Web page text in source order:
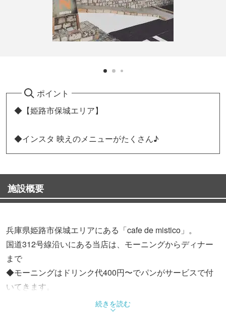
ポイント
◆【姫路市保城エリア】
◆インスタ 映えのメニューがたくさん♪
施設概要
兵庫県姫路市保城エリアにある「cafe de mistico」。
国道312号線沿いにある当店は、モーニングからディナー
まで
◆モーニングはドリンク代400円〜でパンがサービスで付
いてきます。
続きを読む